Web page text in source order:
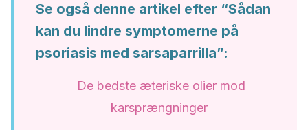
Se også denne artikel efter “Sådan
kan du lindre symptomerne på
psoriasis med sarsaparrilla”:
De bedste æteriske olier mod
karsprængninger